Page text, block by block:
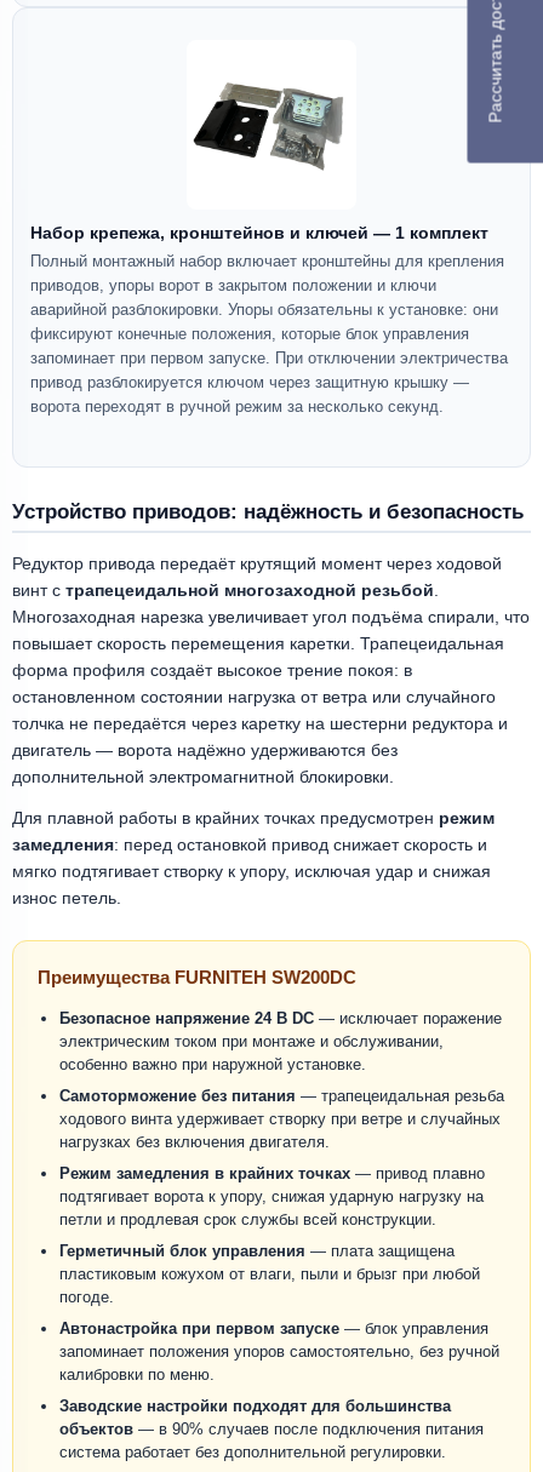
Набор крепежа, кронштейнов и ключей — 1 комплект
Полный монтажный набор включает кронштейны для крепления
приводов, упоры ворот в закрытом положении и ключи
аварийной разблокировки. Упоры обязательны к установке: они
фиксируют конечные положения, которые блок управления
запоминает при первом запуске. При отключении электричества
привод разблокируется ключом через защитную крышку —
ворота переходят в ручной режим за несколько секунд.
Устройство приводов: надёжность и безопасность
Редуктор привода передаёт крутящий момент через ходовой
винт с трапецеидальной многозаходной резьбой
Многозаходная нарезка увеличивает угол подъёма спирали, что
повышает скорость перемещения каретки. Трапецеидальная
форма профиля создаёт высокое трение покоя: в
остановленном состоянии нагрузка от ветра или случайного
толчка не передаётся через каретку на шестерни редуктора и
двигатель — ворота надёжно удерживаются без
дополнительной электромагнитной блокировки.
Для плавной работы в крайних точках предусмотрен режим
замедления: перед остановкой привод снижает скорость и
мягко подтягивает створку к упору, исключая удар и снижая
износ петель.
Преимущества FURNITEH SW200DC
Безопасное напряжение 24 В DC — исключает поражение
электрическим током при монтаже и обслуживании,
особенно важно при наружной установке.
Самоторможение без питания — трапецеидальная резьба
ходового винта удерживает створку при ветре и случайных
нагрузках без включения двигателя.
Режим замедления в крайних точках — привод плавно
подтягивает ворота к упору, снижая ударную нагрузку на
петли и продлевая срок службы всей конструкции.
Герметичный блок управления — плата защищена
пластиковым кожухом от влаги, пыли и брызг при любой
погоде.
Автонастройка при первом запуске — блок управления
запоминает положения упоров самостоятельно, без ручной
калибровки по меню.
Заводские настройки подходят для большинства
объектов — в 90% случаев после подключения питания
система работает без дополнительной регулировки.
Рассчитать доставку